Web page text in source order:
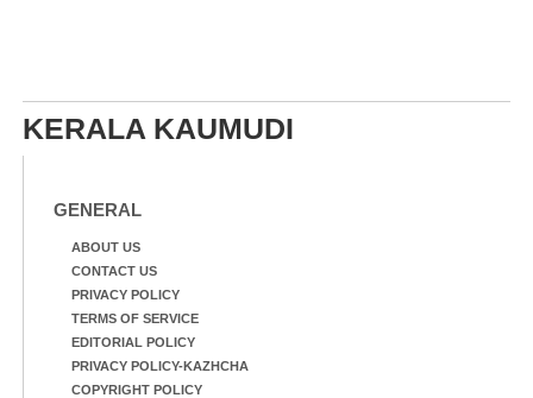
KERALA KAUMUDI
GENERAL
ABOUT US
CONTACT US
PRIVACY POLICY
TERMS OF SERVICE
EDITORIAL POLICY
PRIVACY POLICY-KAZHCHA
COPYRIGHT POLICY